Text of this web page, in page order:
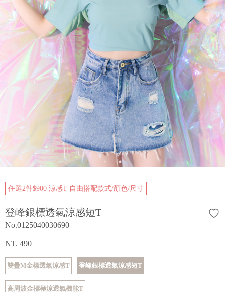
任選2件$900 涼感T 自由搭配款式/顏色/尺寸
登峰銀標透氣涼感短T
No.0125040030690
NT. 490
雙疊M金標透氣涼感T 登峰銀標透氣涼感短T
高周波金標極涼透氣機能T